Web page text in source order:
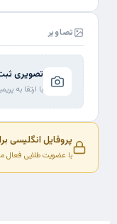
تصاویر
تصویری
با ارتقا به
پروفایل انگلیسی
با عضویت طلایی فعال